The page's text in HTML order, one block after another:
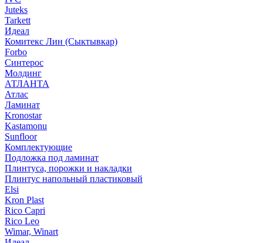
Juteks
Tarkett
Идеал
Комитекс Лин (Сыктывкар)
Forbo
Синтерос
Молдинг
АТЛАНТА
Атлас
Ламинат
Kronostar
Kastamonu
Sunfloor
Комплектующие
Подложка под ламинат
Плинтуса, порожки и накладки
Плинтус напольный пластиковый
Elsi
Kron Plast
Rico Capri
Rico Leo
Wimar, Winart